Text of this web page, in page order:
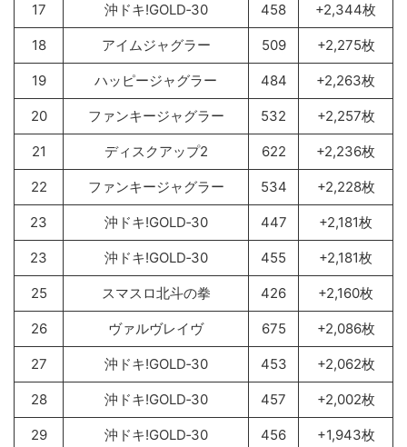
17 沖ドキ!GOLD‐30 458 +2,344枚
18 アイムジャグラー 509 +2,275枚
19 ハッピージャグラー 484 +2,263枚
20 ファンキージャグラー 532 +2,257枚
21 ディスクアップ2 622 +2,236枚
22 ファンキージャグラー 534 +2,228枚
23 沖ドキ!GOLD‐30 447 +2,181枚
23 沖ドキ!GOLD‐30 455 +2,181枚
25 スマスロ北斗の拳 426 +2,160枚
26 ヴァルヴレイヴ 675 +2,086枚
27 沖ドキ!GOLD‐30 453 +2,062枚
28 沖ドキ!GOLD‐30 457 +2,002枚
29 沖ドキ!GOLD‐30 456 +1,943枚